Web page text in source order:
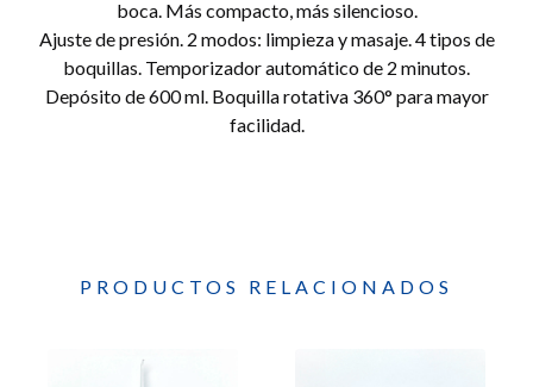
boca. Más compacto, más silencioso.
Ajuste de presión. 2 modos: limpieza y masaje. 4 tipos de
boquillas. Temporizador automático de 2 minutos.
Depósito de 600 ml. Boquilla rotativa 360° para mayor
facilidad.
PRODUCTOS RELACIONADOS